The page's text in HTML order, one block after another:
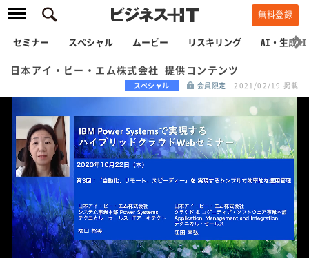
無料登録
セミナー スペシャル ムービー リスキリング AI・生成AI
日本アイ・ビー・エム株式会社 提供コンテンツ
スペシャル 会員限定 2021/02/19 掲載
U
n
m
u
L
o
d
e